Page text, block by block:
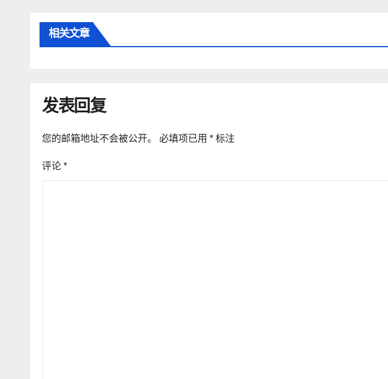
相关文章
发表回复
您的邮箱地址不会被公开。 必填项已用 * 标注
评论 *